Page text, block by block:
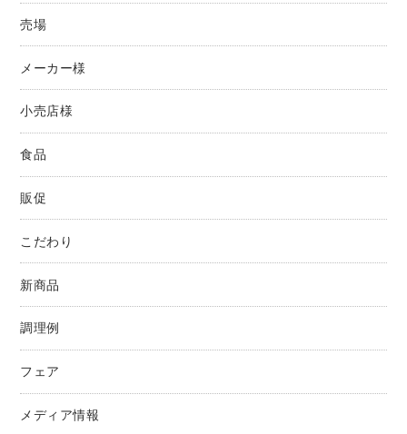
売場
メーカー様
小売店様
食品
販促
こだわり
新商品
調理例
フェア
メディア情報